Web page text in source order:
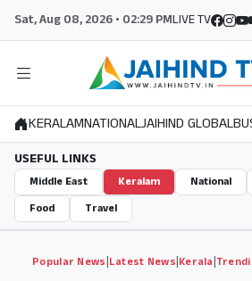
Sat, Aug 08, 2026 • 02:29 PMLIVE TV
KERALAMNATIONALJAIHIND GLOBAL
USEFUL LINKS
Middle East Keralam National
Food
Travel
Popular News|Latest News|Kerala|